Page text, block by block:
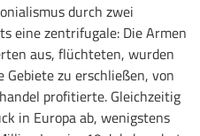
durch zwei
eine zentrifugale: Die Armen
aus, flüchteten, wurden
zu erschließen, von
profitierte. Gleichzeitig
in Europa ab, wenigstens